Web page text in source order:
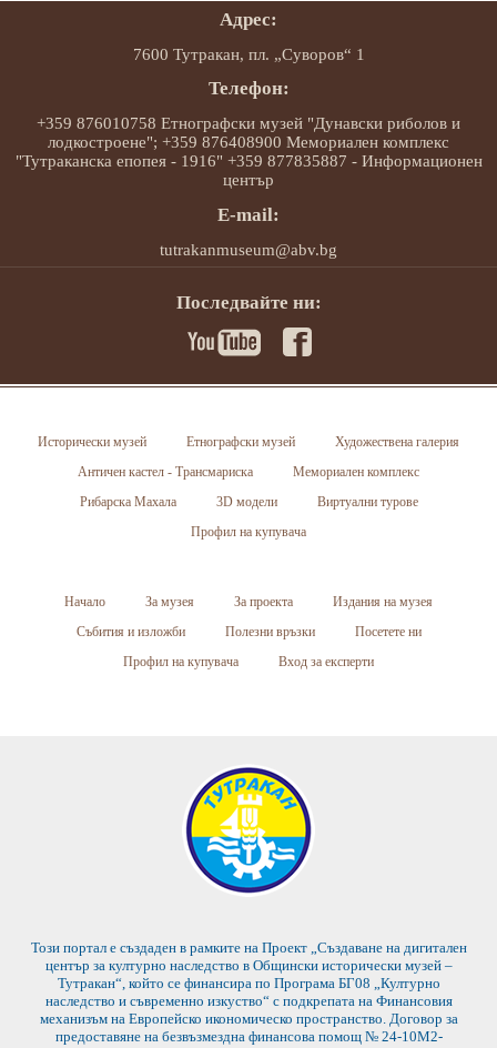
Адрес:
7600 Тутракан, пл. „Суворов“ 1
Телефон:
+359 876010758 Етнографски музей "Дунавски риболов и
лодкостроене"; +359 876408900 Мемориален комплекс
"Тутраканска епопея - 1916" +359 877835887 - Информационен
център
E-mail:
tutrakanmuseum@abv.bg
Последвайте ни:
Исторически музей Етнографски музей
Художествена галерия
Античен кастел - Трансмариска
Мемориален комплекс
Рибарска Махала
3D модели
Виртуални турове
Профил на купувача
Начало За музея За проекта
Издания на музея
Събития и изложби
Полезни връзки
Посетете ни
Профил на купувача
Вход за експерти
Този портал е създаден в рамките на Проект „Създаване на дигитален
център за културно наследство в Общински исторически музей –
Тутракан“, който се финансира по Програма БГ08 „Културно
наследство и съвременно изкуство“ с подкрепата на Финансовия
механизъм на Европейско икономическо пространство. Договор за
предоставяне на безвъзмездна финансова помощ № 24-10М2-